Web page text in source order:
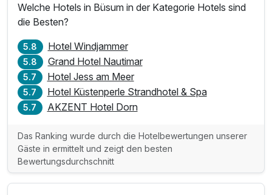
Welche Hotels in Büsum in der Kategorie Hotels sind
die Besten?
5.8 Hotel Windjammer
5.8 Grand Hotel Nautimar
5.7 Hotel Jess am Meer
5.7 Hotel Küstenperle Strandhotel & Spa
5.7 AKZENT Hotel Dorn
Das Ranking wurde durch die Hotelbewertungen unserer
Gäste in ermittelt und zeigt den besten
Bewertungsdurchschnitt